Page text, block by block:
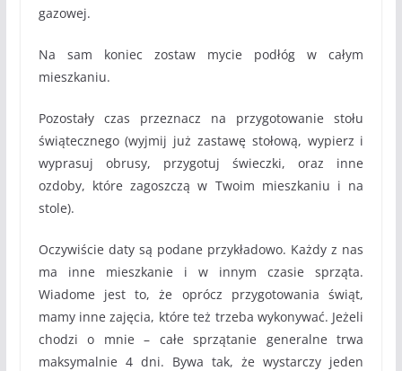
gazowej.
Na sam koniec zostaw mycie podłóg w całym
mieszkaniu.
Pozostały czas przeznacz na przygotowanie stołu
świątecznego (wyjmij już zastawę stołową, wypierz i
wyprasuj obrusy, przygotuj świeczki, oraz inne
ozdoby, które zagoszczą w Twoim mieszkaniu i na
stole).
Oczywiście daty są podane przykładowo. Każdy z nas
ma inne mieszkanie i w innym czasie sprząta.
Wiadome jest to, że oprócz przygotowania świąt,
mamy inne zajęcia, które też trzeba wykonywać. Jeżeli
chodzi o mnie – całe sprzątanie generalne trwa
maksymalnie 4 dni. Bywa tak, że wystarczy jeden